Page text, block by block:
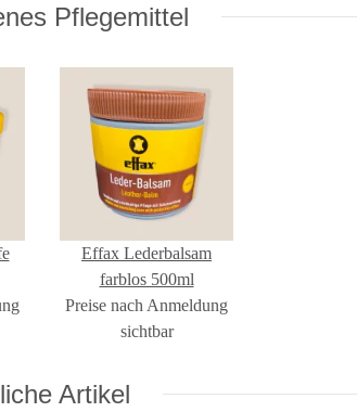
Pflegemittel
Effax Lederbalsam
farblos 500ml
Preise nach Anmeldung
sichtbar
Artikel